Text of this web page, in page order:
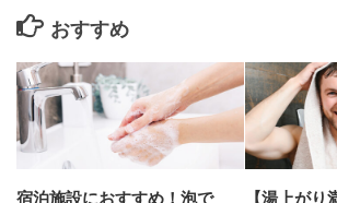
おすすめ
宿泊施設におすすめ！泡で 【湯上がり